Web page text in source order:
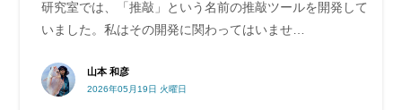
研究室では、「推敲」という名前の推敲ツールを開発して
いました。私はその開発に関わってはいませ…
山本 和彦
2026年05月19日 火曜日